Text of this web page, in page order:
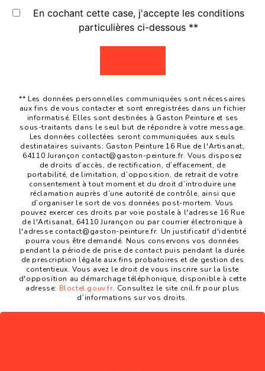
En cochant cette case, j'accepte les conditions
particulières ci-dessous **
** Les données personnelles communiquées sont nécessaires
aux fins de vous contacter et sont enregistrées dans un fichier
informatisé. Elles sont destinées à Gaston Peinture et ses
sous-traitants dans le seul but de répondre à votre message.
Les données collectées seront communiquées aux seuls
destinataires suivants: Gaston Peinture 16 Rue de l'Artisanat,
64110 Jurançon contact@gaston-peinture.fr. Vous disposez
de droits d’accès, de rectification, d’effacement, de
portabilité, de limitation, d’opposition, de retrait de votre
consentement à tout moment et du droit d’introduire une
réclamation auprès d’une autorité de contrôle, ainsi que
d’organiser le sort de vos données post-mortem. Vous
pouvez exercer ces droits par voie postale à l'adresse 16 Rue
de l'Artisanat, 64110 Jurançon ou par courrier électronique à
l'adresse contact@gaston-peinture.fr. Un justificatif d'identité
pourra vous être demandé. Nous conservons vos données
pendant la période de prise de contact puis pendant la durée
de prescription légale aux fins probatoires et de gestion des
contentieux. Vous avez le droit de vous inscrire sur la liste
d'opposition au démarchage téléphonique, disponible à cette
adresse: Bloctel.gouv.fr. Consultez le site cnil.fr pour plus
d’informations sur vos droits.